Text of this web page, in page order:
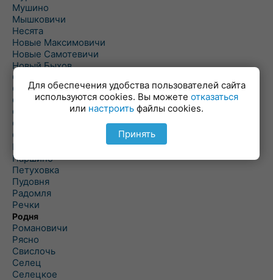
Мушино
Мышковичи
Несята
Новые Максимовичи
Новые Самотевичи
Новый Быхов
Овсянка
Ордать
Ореховка
Осиновка
Осиповичи
Осово
Павловичи
Паршино
Петуховка
Пудовня
Радомля
Речки
Родня
Романовичи
Рясно
Свислочь
Селец
Селецкое
Для обеспечения удобства пользователей сайта
используются cookies. Вы можете отказаться
или настроить файлы cookies.
Принять